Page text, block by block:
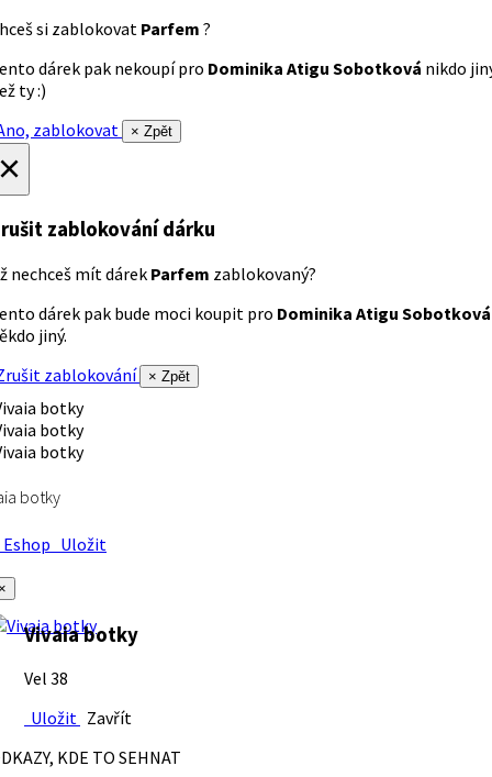
si zablokovat Parfem ?
dárek pak nekoupí pro Dominika Atigu Sobotková nikdo
ty :)
zablokovat
× Zpět
zablokování dárku
nechceš mít dárek Parfem zablokovaný?
dárek pak bude moci koupit pro Dominika Atigu Sobotková
jiný.
zablokování
× Zpět
botky
Uložit
Vivaia botky
Vel 38
Uložit Zavřít
KDE TO SEHNAT